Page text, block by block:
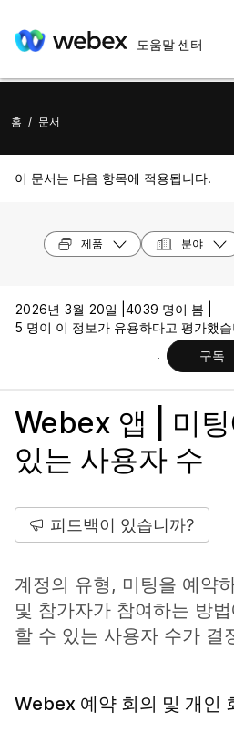
도움말 센터
홈 / 문서
이 문서는 다음 항목에 적용됩니다.
제품 분야
2026년 3월 20일 | 4039 명이 봄 |
5 명이 이 정보가 유용하다고 평가했
구독
Webex 앱 | 미
있는 사용자 수
피드백이 있습니까?
계정의 유형, 미팅을 예약
및 참가자가 참여하는 방
할 수 있는 사용자 수가 결
Webex 예약 회의 및 개인